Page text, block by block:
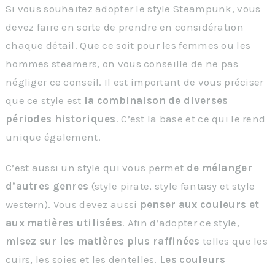
Si vous souhaitez adopter le style Steampunk, vous
devez faire en sorte de prendre en considération
chaque détail. Que ce soit pour les femmes ou les
hommes steamers, on vous conseille de ne pas
négliger ce conseil. Il est important de vous préciser
que ce style est la combinaison de diverses
périodes historiques. C’est la base et ce qui le rend
unique également.
C’est aussi un style qui vous permet de mélanger
d’autres genres (style pirate, style fantasy et style
western). Vous devez aussi penser aux couleurs et
aux matières utilisées. Afin d’adopter ce style,
misez sur les matières plus raffinées telles que les
cuirs, les soies et les dentelles. Les couleurs